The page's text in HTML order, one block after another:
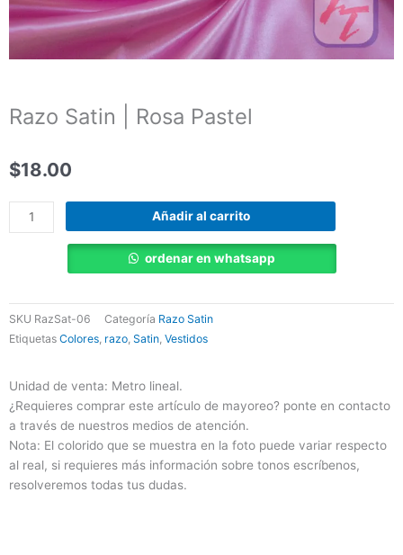
Razo Satin | Rosa Pastel
$18.00
Razo
Satin
Añadir al carrito
ordenar en whatsapp
SKU RazSat-06 Categoría Razo Satin
Etiquetas Colores, razo, Satin, Vestidos
Unidad de venta: Metro lineal.
¿Requieres comprar este artículo de mayoreo? ponte en contacto
a través de nuestros medios de atención.
Nota: El colorido que se muestra en la foto puede variar respecto
al real, si requieres más información sobre tonos escríbenos,
resolveremos todas tus dudas.